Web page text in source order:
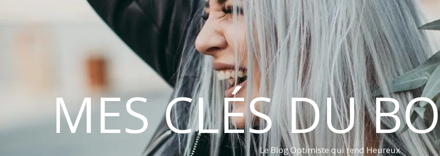
MES CLÉS DU
Le Blog Optimiste qui rend Heureux